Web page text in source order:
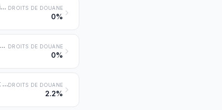
Brûleurs pour l'alimentation des foyers, à combustibles liquides, à combustibles solides pulvérisés ou à gaz; foyers automatiques, y compris leurs avant-foyers, leurs grilles mécaniques, leurs dispositifs mécaniques pour l'évacuation des cendres et dispositifs similaires DROITS DE DOUANE
0%
Fours industriels ou de laboratoires, y compris les incinérateurs, non électriques DROITS DE DOUANE
0%
Réfrigérateurs, congélateurs-conservateurs et autres matériel, machines et appareils pour la production du froid, à équipement électrique ou autre; pompes à chaleur autres que les machines et appareils pour le conditionnement de l'air du no 8415DROITS DE DOUANE
2.2%